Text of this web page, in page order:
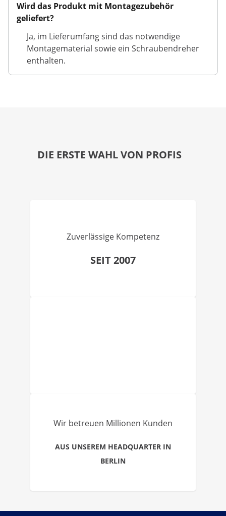
Wird das Produkt mit Montagezubehör
geliefert?
Ja, im Lieferumfang sind das notwendige
Montagematerial sowie ein Schraubendreher
enthalten.
DIE ERSTE WAHL VON PROFIS
Zuverlässige Kompetenz
SEIT 2007
Wir betreuen Millionen Kunden
AUS UNSEREM HEADQUARTER IN
BERLIN